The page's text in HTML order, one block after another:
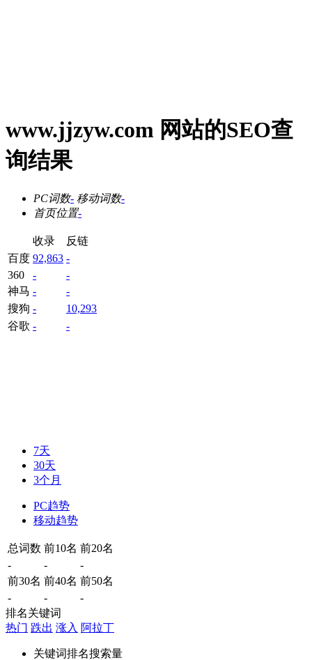
www.jjzyw.com 网站的SEO查
询结果
PC词数- 移动词数-
首页位置-
收录
反链
百度 92,863 -
360
-
-
神马 -
-
搜狗 -
10,293
谷歌 - -
7天
30天
3个月
PC趋势
移动趋势
总词数 前10名 前20名
-
-
-
前30名 前40名 前50名
-
-
-
排名关键词
热门 跌出 涨入 阿拉丁
关键词排名搜索量